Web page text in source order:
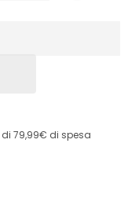
79,99€ di spesa